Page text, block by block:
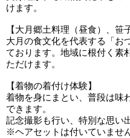
けます。
【大月郷土料理（昼食）、笹
大月の食文化を代表する「お
ております。地域に根付く素
ただけます。
【着物の着付け体験】
着物を身にまとい、普段は味
できます。
記念撮影も行い、特別な思い
※ヘアセットは付いていません